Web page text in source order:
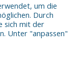
um die
Durch
sich mit der
Unter "anpassen"